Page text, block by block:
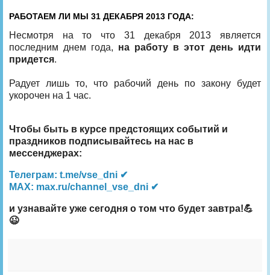
РАБОТАЕМ ЛИ МЫ 31 ДЕКАБРЯ 2013 ГОДА:
Несмотря на то что 31 декабря 2013 является
последним днем года, на работу в этот день идти
придется.
Радует лишь то, что рабочий день по закону будет
укорочен на 1 час.
Чтобы быть в курсе предстоящих событий и
праздников подписывайтесь на нас в
мессенджерах:
Телеграм: t.me/vse_dni ✔
MAX: max.ru/channel_vse_dni ✔
и узнавайте уже сегодня о том что будет завтра!💪
😉